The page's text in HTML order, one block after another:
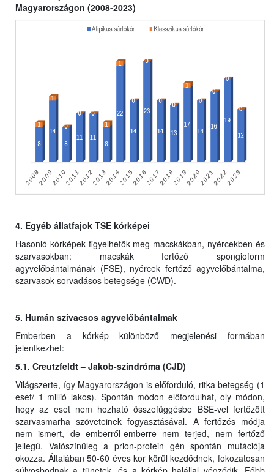
Magyarországon (2008-2023)
4. Egyéb állatfajok TSE kórképei
Hasonló kórképek figyelhetők meg macskákban, nyércekben és
szarvasokban: macskák fertőző spongioform
agyvelőbántalmának (FSE), nyércek fertőző agyvelőbántalma,
szarvasok sorvadásos betegsége (CWD).
5. Humán szivacsos agyvelőbántalmak
Emberben a kórkép különböző megjelenési formában
jelentkezhet:
5.1. Creutzfeldt – Jakob-szindróma (CJD)
Világszerte, így Magyarországon is előforduló, ritka betegség (1
eset/ 1 millió lakos). Spontán módon előfordulhat, oly módon,
hogy az eset nem hozható összefüggésbe BSE-vel fertőzött
szarvasmarha szöveteinek fogyasztásával. A fertőzés módja
nem ismert, de emberről-emberre nem terjed, nem fertőző
jellegű. Valószínűleg a prion-protein gén spontán mutációja
okozza. Általában 50-60 éves kor körül kezdődnek, fokozatosan